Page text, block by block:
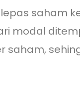
saham
modal